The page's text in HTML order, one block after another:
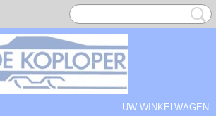
UW WINKELWAGEN